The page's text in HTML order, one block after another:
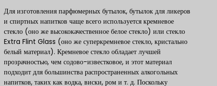
Для изготовления парфюмерных бутылок, бутылок для ликеров
и спиртных напитков чаще всего используется кремневое
стекло (оно же высококачественное белое стекло) или стекло
Extra Flint Glass (оно же суперкремневое стекло, кристально
белый материал). Кремневое стекло обладает лучшей
прозрачностью, чем содово-известковое, и этот материал
подходит для большинства распространенных алкогольных
напитков, таких как водка, виски, ром и т. д. Поскольку